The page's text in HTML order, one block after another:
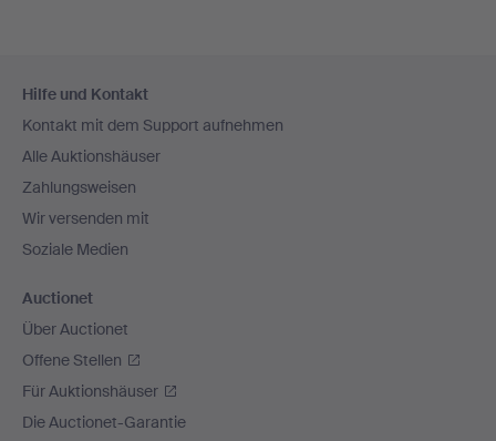
Navigation
Hilfe und Kontakt
Kontakt mit dem Support aufnehmen
Alle Auktionshäuser
Zahlungsweisen
Wir versenden mit
Soziale Medien
Auctionet
Über Auctionet
Offene Stellen
Für Auktionshäuser
Die Auctionet-Garantie